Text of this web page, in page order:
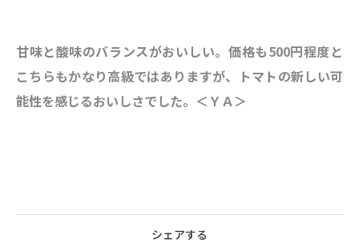
甘味と酸味のバランスがおいしい。価格も500円程度と
こちらもかなり高級ではありますが、トマトの新しい可
能性を感じるおいしさでした。＜ＹＡ＞
シェアする